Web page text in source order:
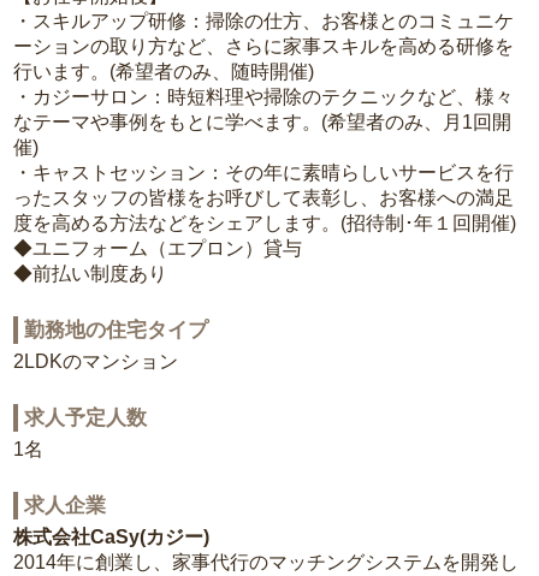
・スキルアップ研修：掃除の仕方、お客様とのコミュニケ
ーションの取り方など、さらに家事スキルを高める研修を
行います。(希望者のみ、随時開催)
・カジーサロン：時短料理や掃除のテクニックなど、様々
なテーマや事例をもとに学べます。(希望者のみ、月1回開
催)
・キャストセッション：その年に素晴らしいサービスを行
ったスタッフの皆様をお呼びして表彰し、お客様への満足
度を高める方法などをシェアします。(招待制･年１回開催)
◆ユニフォーム（エプロン）貸与
◆前払い制度あり
勤務地の住宅タイプ
2LDKのマンション
求人予定人数
1名
求人企業
株式会社CaSy(カジー)
2014年に創業し、家事代行のマッチングシステムを開発し